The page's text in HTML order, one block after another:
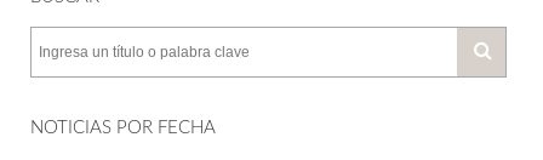
NOTICIAS POR FECHA